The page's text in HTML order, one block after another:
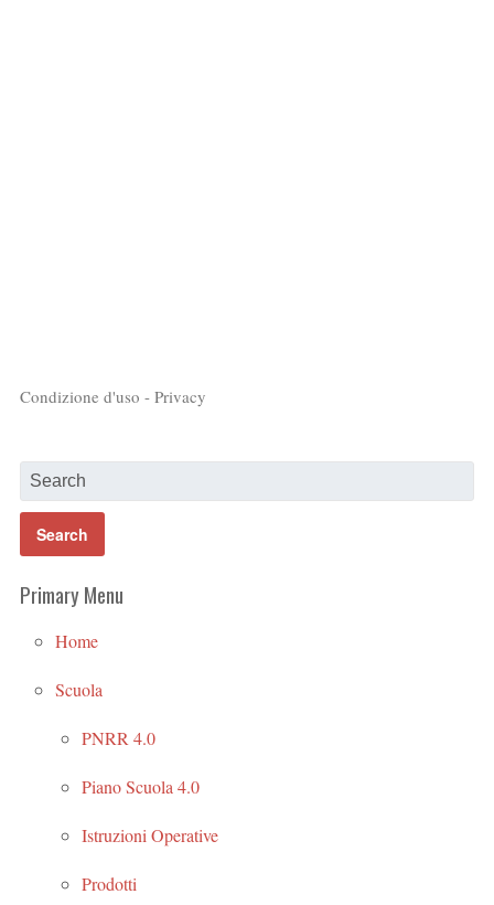
Condizione d'uso - Privacy
Primary Menu
Home
Scuola
PNRR 4.0
Piano Scuola 4.0
Istruzioni Operative
Prodotti